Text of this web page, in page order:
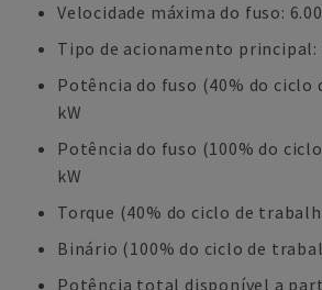
Velocidade máxima do fuso:
Tipo de acionamento
Potência do fuso (40% do ciclo
kW
Potência do fuso (100% do
kW
Torque (40% do ciclo de
Binário (100% do ciclo de
Potência total disponível a